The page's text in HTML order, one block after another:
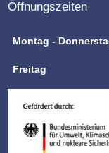
Öffnungszeiten
Montag -
Freitag